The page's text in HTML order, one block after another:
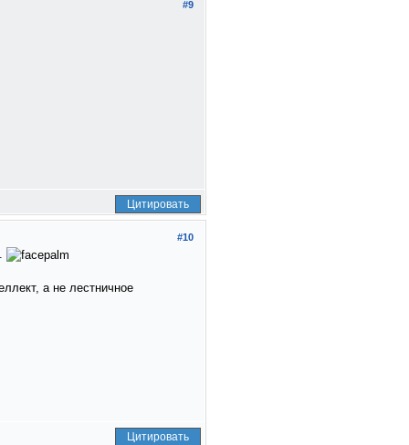
#9
Цитировать
#10
а не лестничное
Цитировать